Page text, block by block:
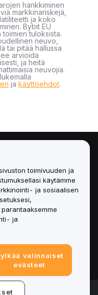
hankkiminen
markkinariskejä,
ja koko
Bybit EU
tuloksista.
neuvo,
tai pitää hallussa
arvioida
ja heitä
neuvojia.
ja käyttöehdot.
pidätetään.
toimivuuden ja
käytämme
ja sosiaalisen
ja
valinnaiset
evästeet